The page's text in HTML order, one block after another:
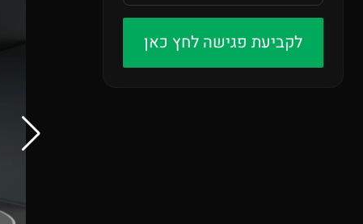
Control-
לְהַתְאָמַת
לקביעת פגישה לחץ כאן